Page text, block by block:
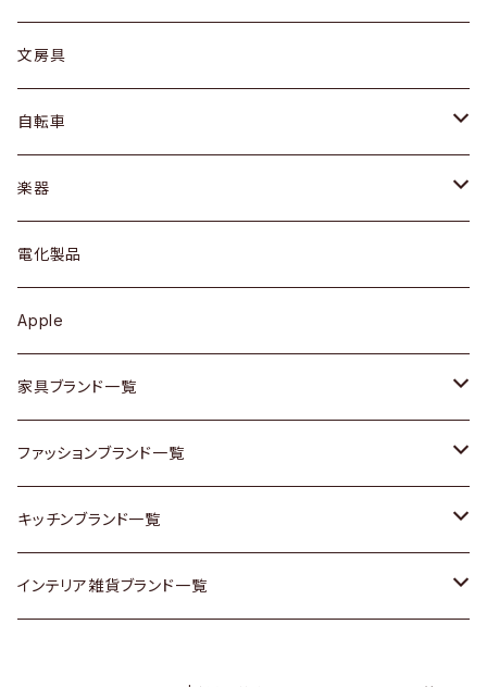
デスク / コンソール
ドレッサー
シェルフ
キュリオケース / 飾り棚
カップボード / 食器棚
チェスト
その他家具
Vintageヴィンテージ / Antiqueアンティーク
Designers / デザイナーズ
ピアス / イヤリング
バッグ
アウター
トップス
ワンピース
ボトムス
靴
スカーフ
腕時計
Vintage / ヴィンテージ
カップ / マグ
プレート / ボウル
カトラリー
ケトル / ティーポット
鍋 / フライパン
Vintage / ヴィンテージ
銀製品
和物 / 作家物
その他キッチン雑貨
文房具
自転車
dahon
楽器
ギター
ベース
その他楽器
電化製品
Apple
家具ブランド一覧
ACME Furniture / アクメ ファニチャー
ACTUS / アクタス
arflex / アルフレックス
ファッションブランド一覧
agnes b / アニエス ベー
BALLY / バリー
キッチンブランド一覧
ARABIA / アラビア
インテリア雑貨ブランド一覧